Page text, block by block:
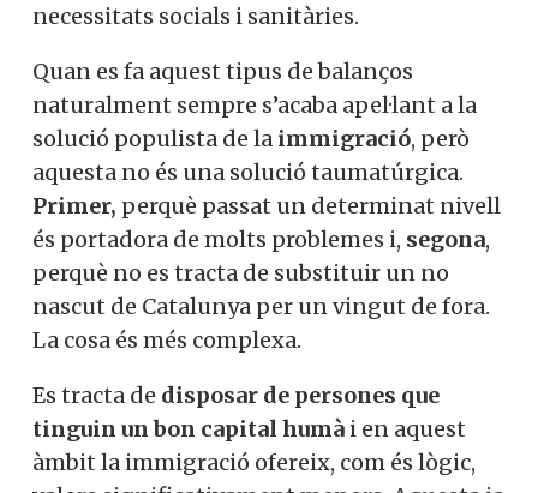
necessitats socials i sanitàries.
Quan es fa aquest tipus de balanços
naturalment sempre s’acaba apel·lant a la
solució populista de la immigració, però
aquesta no és una solució taumatúrgica.
Primer, perquè passat un determinat nivell
és portadora de molts problemes i, segona,
perquè no es tracta de substituir un no
nascut de Catalunya per un vingut de fora.
La cosa és més complexa.
Es tracta de disposar de persones que
tinguin un bon capital humà i en aquest
àmbit la immigració ofereix, com és lògic,